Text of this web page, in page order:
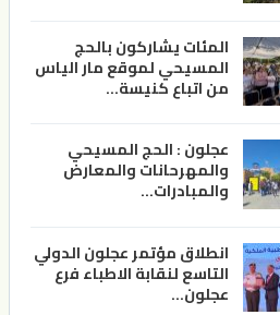
المئات يشاركون بالحج
المسيحي لموقع مار الياس
من اتباع كنيسة…
عجلون : الحج المسيحي
والمهرحانات والمعارض
والمبادرات…
انطلاق مؤتمر عجلون الدولي
التاسع لنقابة الاطباء فرع
عجلون…